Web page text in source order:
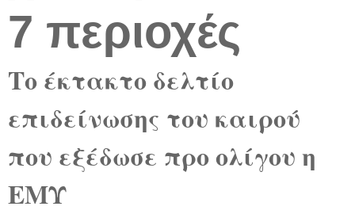
7 περιοχές
Το έκτακτο δελτίο
επιδείνωσης του καιρού
που εξέδωσε προ ολίγου η
ΕΜΥ